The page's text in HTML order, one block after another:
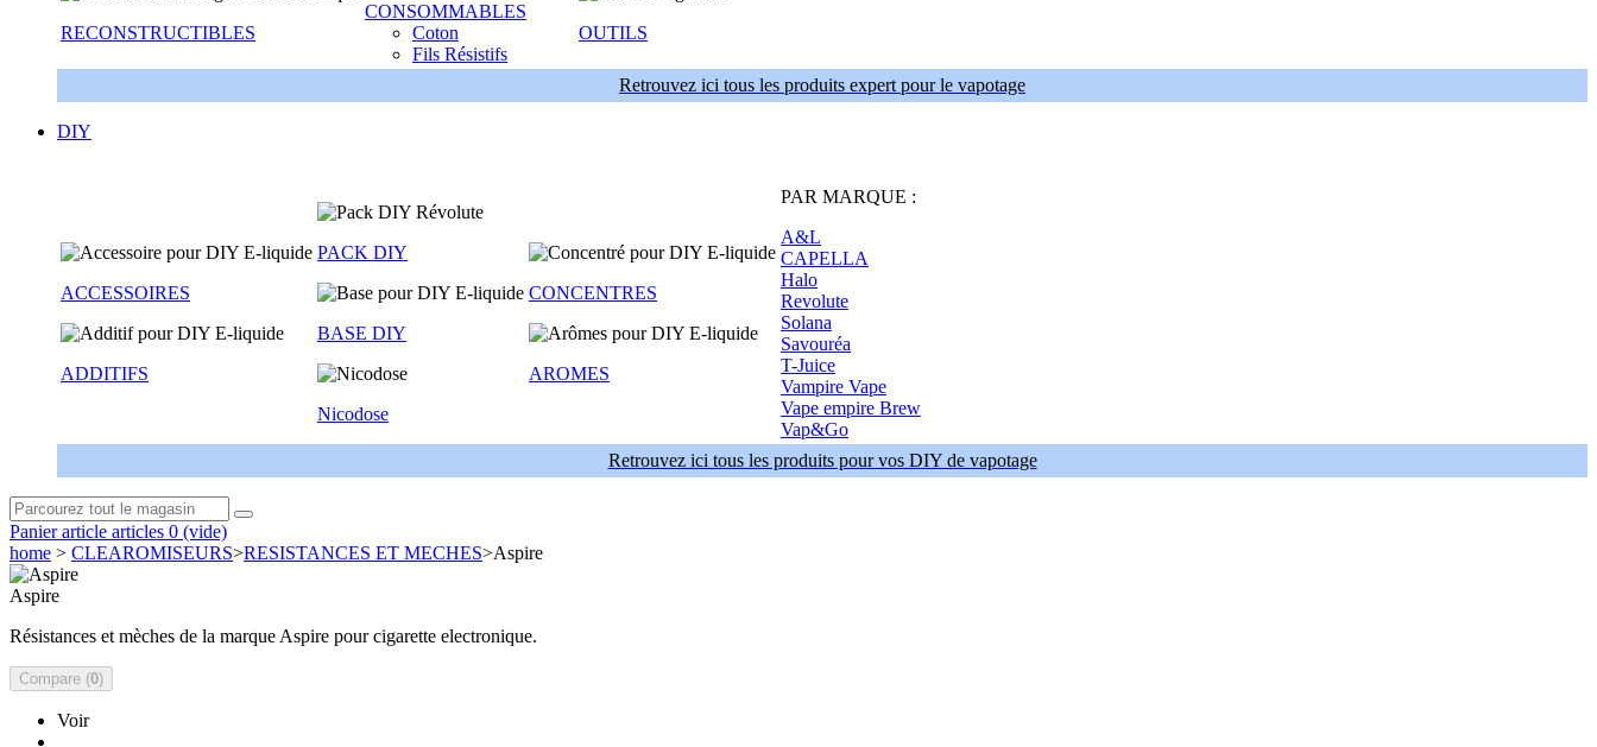
RECONSTRUCTIBLES
CONSOMMABLES
Coton
Fils Résistifs
OUTILS
Retrouvez ici tous les produits expert pour le vapotage
DIY
ACCESSOIRES
ADDITIFS
PACK DIY
BASE DIY
Nicodose
CONCENTRES
AROMES
PAR MARQUE :
A&L
CAPELLA
Halo
Revolute
Solana
Savouréa
T-Juice
Vampire Vape
Vape empire Brew
Vap&Go
Retrouvez ici tous les produits pour vos DIY de vapotage
Panier article articles 0 (vide)
home > CLEAROMISEURS>RESISTANCES ET MECHES>Aspire
Aspire
Résistances et mèches de la marque Aspire pour cigarette electronique.
Compare (0)
Voir